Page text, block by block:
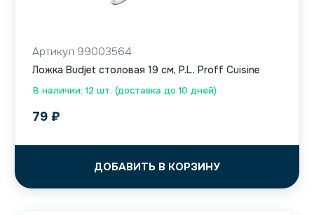
В наличии: 12 шт. (доставка до 10 дней)
Артикул 99003564
Ложка Budjet столовая 19 см, P.L. Proff Cuisine
79 ₽
ДОБАВИТЬ В КОРЗИНУ